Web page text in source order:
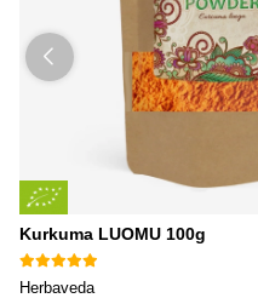
Kurkuma LUOMU 100g
Herbaveda